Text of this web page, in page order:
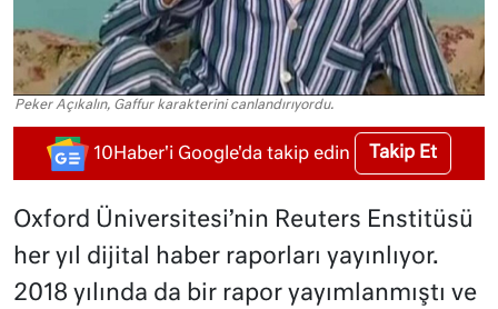
Peker Açıkalın, Gaffur karakterini canlandırıyordu.
10Haber'i Google'da takip edin Takip Et
Oxford Üniversitesi’nin Reuters Enstitüsü
her yıl dijital haber raporları yayınlıyor.
2018 yılında da bir rapor yayımlanmıştı ve